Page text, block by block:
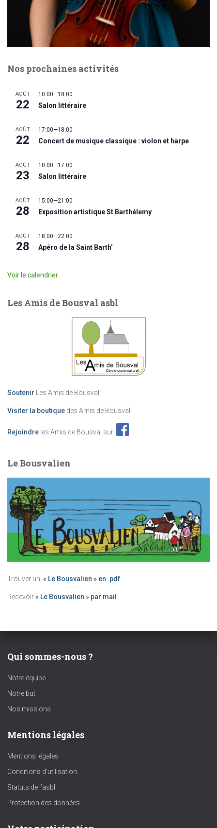
Nos prochaines activités
AOÛT
22
10:00—18:00
Salon littéraire
AOÛT
22
17:00—18:00
Concert de musique classique : violon et harpe
AOÛT
23
10:00—17:00
Salon littéraire
AOÛT
28
15:00—21:00
Exposition artistique St Barthélemy
AOÛT
28
18:00—22:00
Apéro de la Saint Barth’
Voir le calendrier
Les Amis de Bousval asbl
Soutenir Les Amis de Bousval
Visiter la boutique des Amis de Bousval
Rejoindre les Amis de Bousval sur
Le Bousvalien
Trouver un « Le Bousvalien » en .pdf
Recevoir« Le Bousvalien » par mail
Qui sommes-nous ?
Notre équipe
Notre but
Nos missions
Mentions légales
Mentions légales
Conditions d’utilisation
Statuts de l’asbl
Protection des données